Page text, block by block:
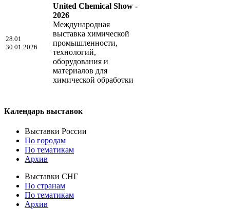
28.01
30.01.2026
United Chemical Show -
2026
Международная
выставка химической
промышленности,
технологий,
оборудования и
материалов для
химической обработки
Календарь выставок
Выставки России
По городам
По тематикам
Архив
Выставки СНГ
По странам
По тематикам
Архив